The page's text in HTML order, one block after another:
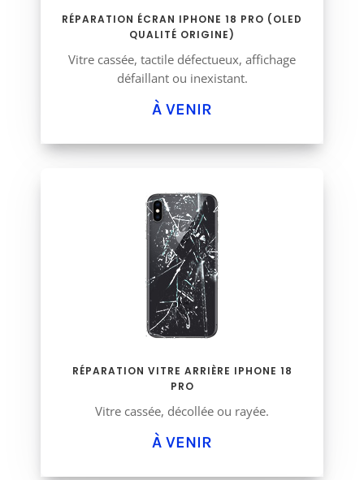
RÉPARATION ÉCRAN IPHONE 18 PRO (OLED
QUALITÉ ORIGINE)
Vitre cassée, tactile défectueux, affichage
défaillant ou inexistant.
À VENIR
RÉPARATION VITRE ARRIÈRE IPHONE 18
PRO
Vitre cassée, décollée ou rayée.
À VENIR